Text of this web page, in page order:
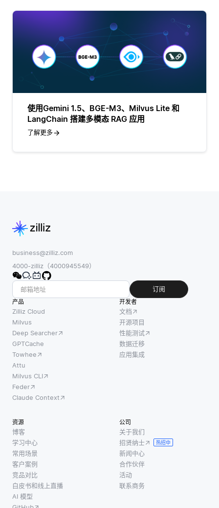
使用Gemini 1.5、BGE-M3、Milvus Lite 和
LangChain 搭建多模态 RAG 应用
了解更多
business@zilliz.com
4000-zilliz（4000945549）
订阅
产品
Zilliz Cloud
Milvus
Deep Searcher
GPTCache
Towhee
Attu
Milvus CLI
Feder
Claude Context
开发者
文档
开源项目
性能测试
数据迁移
应用集成
资源
博客
学习中心
常用场景
客户案例
竞品对比
白皮书和线上直播
AI 模型
公司
关于我们
招贤纳士
热招中
新闻中心
合作伙伴
活动
联系商务